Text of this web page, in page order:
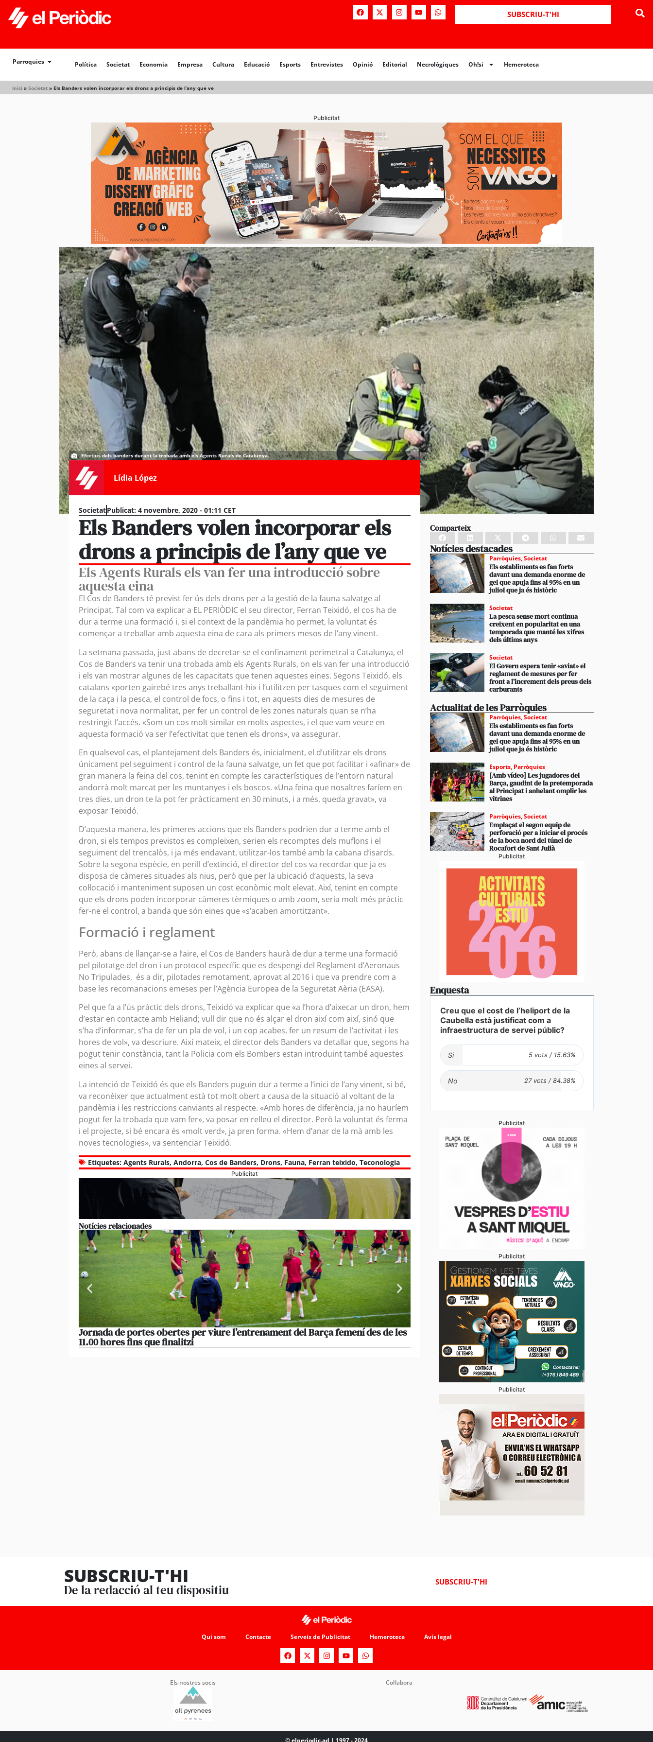
SUBSCRIU-T'HI
Parroquies Política Societat Economia Empresa Cultura Educació Esports Entrevistes Opinió Editorial Necrològiques Oh!si Hemeroteca
Inici » Societat » Els Banders volen incorporar els drons a principis de l’any que ve
Política Societat Opinió Editorial Necrològiques Hemeroteca
Publicitat
Efectius dels banders durant la trobada amb els Agents Rurals de Catalunya.
Lídia López
SocietatPublicat: 4 novembre, 2020 - 01:11 CET
Els Banders volen incorporar els
drons a principis de l’any que ve
Els Agents Rurals els van fer una introducció sobre
aquesta eina
El Cos de Banders té previst fer ús dels drons per a la gestió de la fauna salvatge al
Principat. Tal com va explicar a EL PERIÒDIC el seu director, Ferran Teixidó, el cos ha de
dur a terme una formació i, si el context de la pandèmia ho permet, la voluntat és
començar a treballar amb aquesta eina de cara als primers mesos de l’any vinent.
La setmana passada, just abans de decretar-se el confinament perimetral a Catalunya, el
Cos de Banders va tenir una trobada amb els Agents Rurals, on els van fer una introducció
i els van mostrar algunes de les capacitats que tenen aquestes eines. Segons Teixidó, els
catalans «porten gairebé tres anys treballant-hi» i l’utilitzen per tasques com el seguiment
de la caça i la pesca, el control de focs, o fins i tot, en aquests dies de mesures de
seguretat i nova normalitat, per fer un control de les zones naturals quan se n’ha
restringit l’accés. «Som un cos molt similar en molts aspectes, i el que vam veure en
aquesta formació va ser l’efectivitat que tenen els drons», va assegurar.
En qualsevol cas, el plantejament dels Banders és, inicialment, el d’utilitzar els drons
únicament pel seguiment i control de la fauna salvatge, un fet que pot facilitar i «afinar» de
gran manera la feina del cos, tenint en compte les característiques de l’entorn natural
andorrà molt marcat per les muntanyes i els boscos. «Una feina que nosaltres faríem en
tres dies, un dron te la pot fer pràcticament en 30 minuts, i a més, queda gravat», va
exposar Teixidó.
D’aquesta manera, les primeres accions que els Banders podrien dur a terme amb el
dron, si els tempos previstos es compleixen, serien els recomptes dels muflons i el
seguiment del trencalòs, i ja més endavant, utilitzar-los també amb la cabana d’isards.
Sobre la segona espècie, en perill d’extinció, el director del cos va recordar que ja es
disposa de càmeres situades als nius, però que per la ubicació d’aquests, la seva
col·locació i manteniment suposen un cost econòmic molt elevat. Així, tenint en compte
que els drons poden incorporar càmeres tèrmiques o amb zoom, seria molt més pràctic
fer-ne el control, a banda que són eines que «s’acaben amortitzant».
Formació i reglament
Però, abans de llançar-se a l’aire, el Cos de Banders haurà de dur a terme una formació
pel pilotatge del dron i un protocol específic que es despengi del Reglament d’Aeronaus
No Tripulades, és a dir, pilotades remotament, aprovat al 2016 i que va prendre com a
base les recomanacions emeses per l’Agència Europea de la Seguretat Aèria (EASA).
Pel que fa a l’ús pràctic dels drons, Teixidó va explicar que «a l’hora d’aixecar un dron, hem
d’estar en contacte amb Heliand; vull dir que no és alçar el dron així com així, sinó que
s’ha d’informar, s’ha de fer un pla de vol, i un cop acabes, fer un resum de l’activitat i les
hores de vol», va descriure. Així mateix, el director dels Banders va detallar que, segons ha
pogut tenir constància, tant la Policia com els Bombers estan introduint també aquestes
eines al servei.
La intenció de Teixidó és que els Banders puguin dur a terme a l’inici de l’any vinent, si bé,
va reconèixer que actualment està tot molt obert a causa de la situació al voltant de la
pandèmia i les restriccions canviants al respecte. «Amb hores de diferència, ja no hauríem
pogut fer la trobada que vam fer», va posar en relleu el director. Però la voluntat és ferma
i el projecte, si bé encara és «molt verd», ja pren forma. «Hem d’anar de la mà amb les
noves tecnologies», va sentenciar Teixidó.
Etiquetes: Agents Rurals, Andorra, Cos de Banders, Drons, Fauna, Ferran teixido, Teconologia
Publicitat
Notícies relacionades
Jornada de portes obertes per viure l’entrenament del Barça femení des de les
11.00 hores fins que finalitzi
La pèrdua de presència del català en el sector turístic
més les queixes de residents i visitants
Comparteix
Notícies destacades
Parròquies,Societat
Els establiments es fan forts
davant una demanda enorme de
gel que apuja fins al 95% en un
juliol que ja és històric
Societat
La pesca sense mort continua
creixent en popularitat en una
temporada que manté les xifres
dels últims anys
Societat
El Govern espera tenir «aviat» el
reglament de mesures per fer
front a l’increment dels preus dels
carburants
Actualitat de les Parròquies
Parròquies,Societat
Els establiments es fan forts
davant una demanda enorme de
gel que apuja fins al 95% en un
juliol que ja és històric
Esports, Parròquies
[Amb vídeo] Les jugadores del
Barça, gaudint de la pretemporada
al Principat i anhelant omplir les
vitrines
Parròquies,Societat
Emplaçat el segon equip de
perforació per a iniciar el procés
de la boca nord del túnel de
Rocafort de Sant Julià
Publicitat
Enquesta
Creu que el cost de l’heliport de la
Caubella està justificat com a
infraestructura de servei públic?
Si
No
Publicitat
Publicitat
Publicitat
SUBSCRIU-T'HI
De la redacció al teu dispositiu
SUBSCRIU-T'HI
Qui som Contacte Serveis de Publicitat Hemeroteca Avís legal
Els nostres socis Col·labora
© elperiodic.ad | 1997 - 2024